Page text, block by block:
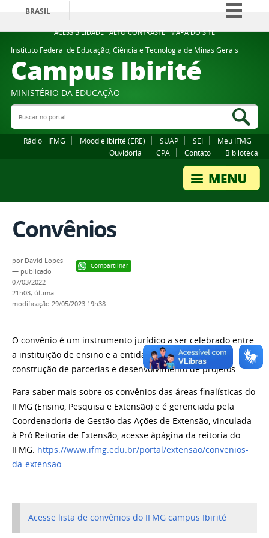
ACESSIBILIDADE ALTO CONTRASTE MAPA DO SITE
BRASIL
Simplifique!
Comunica BR
Participe
Legislação
Instituto Federal de Educação, Ciência e Tecnologia de Minas Gerais
Campus Ibirité
MINISTÉRIO DA EDUCAÇÃO
Buscar no portal
Rádio +IFMG Moodle Ibirité (ERE) SUAP SEI
Meu IFMG
Ouvidoria
CPA Contato Biblioteca
Convênios
Compartilhar
por David Lopes
— publicado
07/03/2022
21h03, última
modificação 29/05/2023 19h38
O convênio é um instrumento jurídico a ser celebrado entre
a instituição de ensino e a entidade/empresa para a
construção de parcerias e desenvolvimento de projetos.
Para saber mais sobre os convênios das áreas finalísticas do
IFMG (Ensino, Pesquisa e Extensão) e é gerenciada pela
Coordenadoria de Gestão das Ações de Extensão, vinculada
à Pró Reitoria de Extensão, acesse àpágina da reitoria do
IFMG: https://www.ifmg.edu.br/portal/extensao/convenios-
da-extensao
Acesse lista de convênios do IFMG campus Ibirité